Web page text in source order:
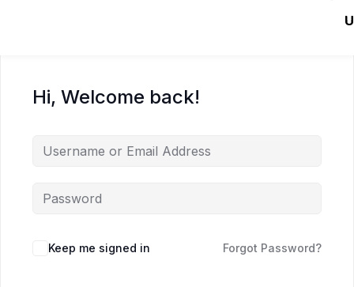
Hi, Welcome back!
Keep me signed in Forgot Password?